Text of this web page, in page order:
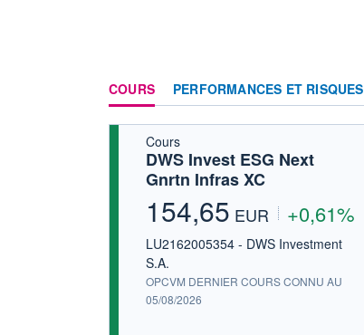
COURS PERFORMANCES ET RISQUES
Cours
DWS Invest ESG Next
Gnrtn Infras XC
154,65 EUR +0,61%
LU2162005354 - DWS Investment
S.A.
OPCVM DERNIER COURS CONNU AU
05/08/2026